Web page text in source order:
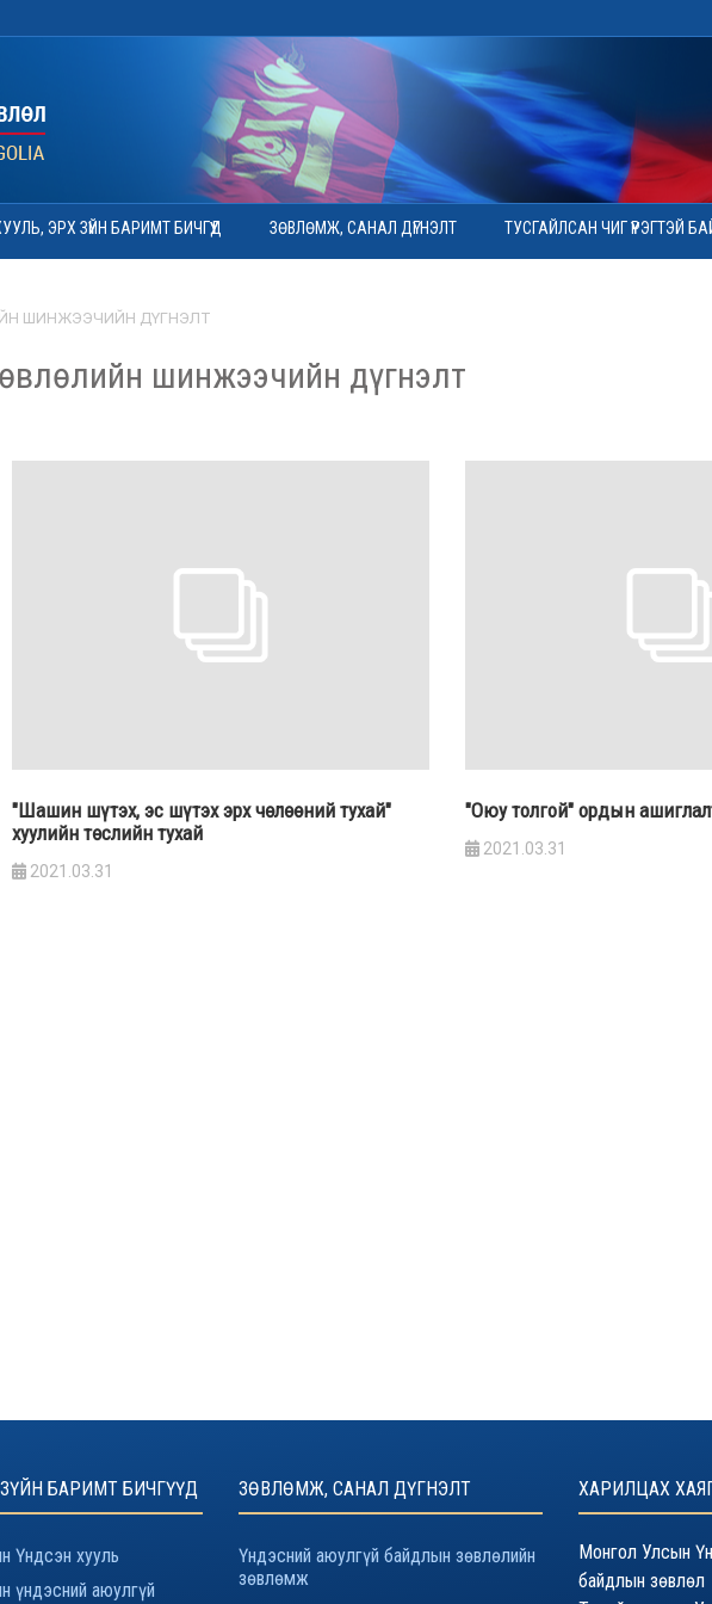
ЭРХ ЗҮЙН БАРИМТ БИЧГҮҮД ЗӨВЛӨМЖ, САНАЛ ДҮГНЭЛТ ТУСГАЙЛСАН ЧИГ ҮҮРЭГТЭЙ
ШИНЖЭЭЧИЙН ДҮГНЭЛТ
шинжээчийн дүгнэлт
"Шашин шүтэх, эс шүтэх эрх чөлөөний тухай"
хуулийн төслийн тухай
2021.03.31
"Оюу толгой" ордын
2021.03.31
БАРИМТ БИЧГҮҮД
Үндсэн хууль
үндэсний аюулгүй
ЗӨВЛӨМЖ, САНАЛ ДҮГНЭЛТ
Үндэсний аюулгүй байдлын зөвлөлийн
зөвлөмж
ХАРИЛЦАХ
Монгол Улсын
байдлын зөвлөл